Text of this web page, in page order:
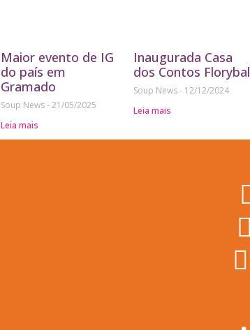
Maior evento de IG
do país em
Gramado
Soup News 21/05/2025
Leia mais
Inaugurada Casa
dos Contos Florybal
Soup News
12/12/2024
Leia mais